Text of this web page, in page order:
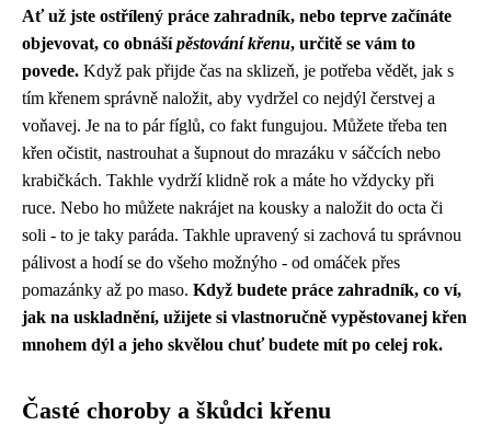
Ať už jste ostřílený práce zahradník, nebo teprve začínáte
objevovat, co obnášípěstování křenu, určitě se vám to
povede. Když pak přijde čas na sklizeň, je potřeba vědět, jak s
tím křenem správně naložit, aby vydržel co nejdýl čerstvej a
voňavej. Je na to pár fíglů, co fakt fungujou. Můžete třeba ten
křen očistit, nastrouhat a šupnout do mrazáku v sáčcích nebo
krabičkách. Takhle vydrží klidně rok a máte ho vždycky při
ruce. Nebo ho můžete nakrájet na kousky a naložit do octa či
soli - to je taky paráda. Takhle upravený si zachová tu správnou
pálivost a hodí se do všeho možnýho - od omáček přes
pomazánky až po maso. Když budete práce zahradník, co ví,
jak na uskladnění, užijete si vlastnoručně vypěstovanej křen
mnohem dýl a jeho skvělou chuť budete mít po celej rok.
Časté choroby a škůdci křenu